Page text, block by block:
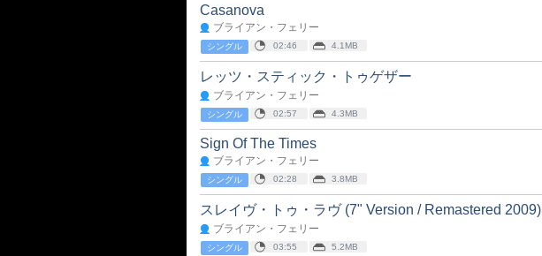
Casanova
ブライアン・フェリー
シングル 02:46 4.1MB
レッツ・スティック・トゥゲザー
ブライアン・フェリー
シングル 02:57 4.3MB
Sign Of The Times
ブライアン・フェリー
シングル 02:28 3.8MB
スレイヴ・トゥ・ラヴ (7" Version / Remastered 2009)
ブライアン・フェリー
シングル 03:55 5.2MB